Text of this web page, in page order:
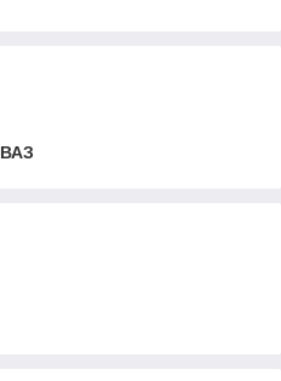
ВАЗ